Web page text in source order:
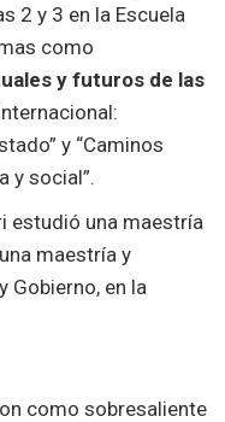
2 y 3 en la Escuela
como
y futuros de las
y “Caminos
y social”.
estudió una maestría
maestría y
Gobierno, en la
como sobresaliente